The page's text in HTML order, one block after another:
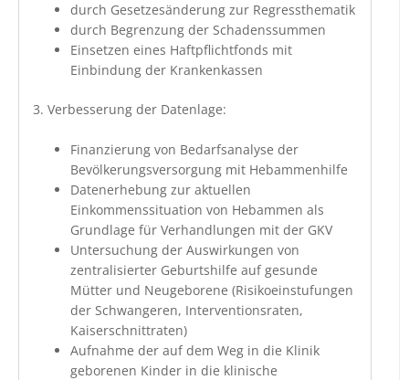
durch Gesetzesänderung zur Regressthematik
durch Begrenzung der Schadenssummen
Einsetzen eines Haftpflichtfonds mit
Einbindung der Krankenkassen
3. Verbesserung der Datenlage:
Finanzierung von Bedarfsanalyse der
Bevölkerungsversorgung mit Hebammenhilfe
Datenerhebung zur aktuellen
Einkommenssituation von Hebammen als
Grundlage für Verhandlungen mit der GKV
Untersuchung der Auswirkungen von
zentralisierter Geburtshilfe auf gesunde
Mütter und Neugeborene (Risikoeinstufungen
der Schwangeren, Interventionsraten,
Kaiserschnittraten)
Aufnahme der auf dem Weg in die Klinik
geborenen Kinder in die klinische